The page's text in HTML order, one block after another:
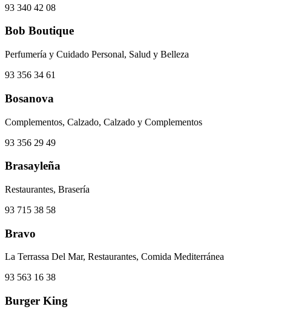
93 340 42 08
Bob Boutique
Perfumería y Cuidado Personal, Salud y Belleza
93 356 34 61
Bosanova
Complementos, Calzado, Calzado y Complementos
93 356 29 49
Brasayleña
Restaurantes, Brasería
93 715 38 58
Bravo
La Terrassa Del Mar, Restaurantes, Comida Mediterránea
93 563 16 38
Burger King